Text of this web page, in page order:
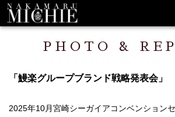
PHOTO &
「鰻楽グループブランド戦略発表会」
2025年10月宮崎シーガイアコンベンション